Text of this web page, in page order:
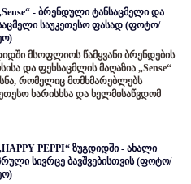
- ბრენდული ტანსაცმელი და
საუკეთესო ფასად (ფოტო/
მსოფლიოს წამყვანი ბრენდების
და ფეხსაცმლის მაღაზია „Sense“
რომელიც მომხმარებლებს
ხარისხსა და ხელმისაწვდომ
PEPPI“ ზუგდიდში - ახალი
სივრცე ბავშვებისთვის (ფოტო/